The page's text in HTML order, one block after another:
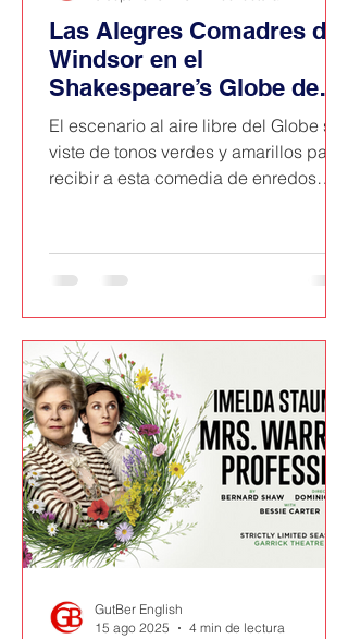
Las Alegres Comadres de
Windsor en el
Shakespeare’s Globe de
Londres
El escenario al aire libre del Globe se
viste de tonos verdes y amarillos para
recibir a esta comedia de enredos
teniendo una frescura especial, Las
alegres comadres de Windsor
GutBer English
15 ago 2025
4 min de lectura